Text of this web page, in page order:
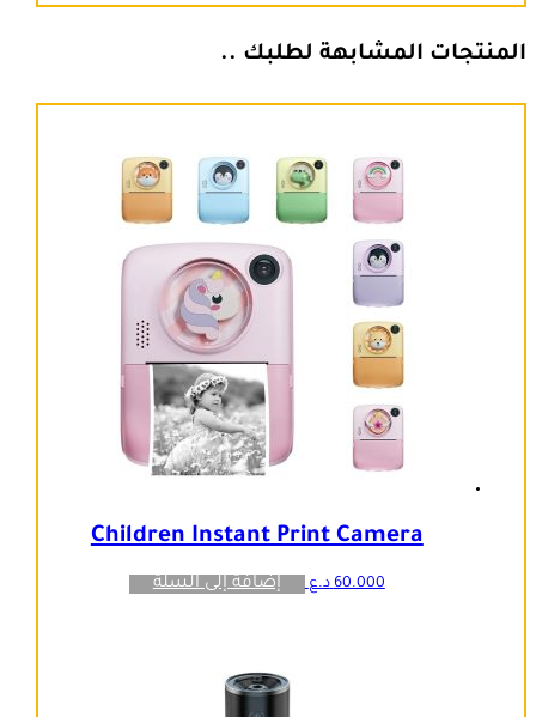
المنتجات المشابهة لطلبك ..
Children Instant Print Camera
60.000 د.ع إضافة إلى السلة